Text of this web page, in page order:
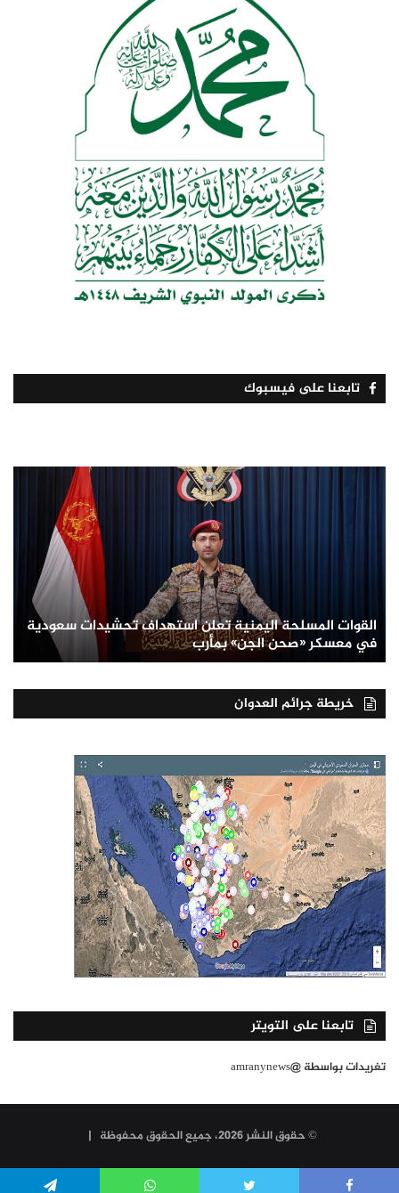
تابعنا على فيسبوك
القوات المسلحة اليمنية تعلن استهداف تحشيدات سعودية
في معسكر «صحن الجن» بمأرب
خريطة جرائم العدوان
تابعنا على التويتر
تغريدات بواسطة @amranynews
© حقوق النشر 2026، جميع الحقوق محفوظة |